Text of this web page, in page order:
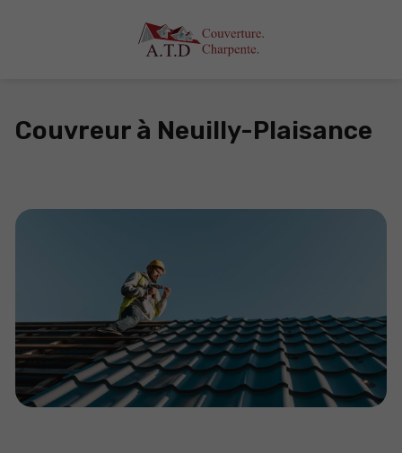
Couvreur à Neuilly-Plaisance